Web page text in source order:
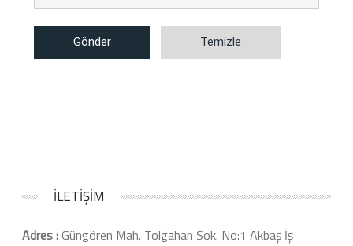
Gönder Temizle
İLETİŞİM
Adres :Güngören Mah. Tolgahan Sok. No:1 Akbaş İş